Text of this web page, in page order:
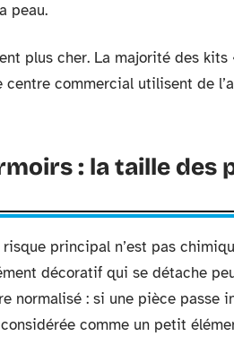
peau.
plus cher. La majorité des
commercial utilisent de
: la taille des
principal n’est pas
décoratif qui se détache
normalisé : si une pièce passe
comme un petit